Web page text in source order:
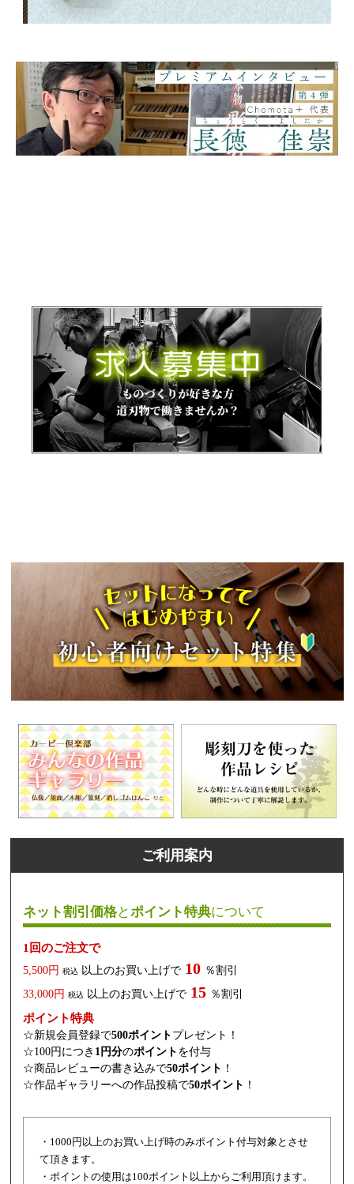
ご利用案内
ネット割引価格とポイント特典について
1回のご注文で
5,500円 税込 以上のお買い上げで 10 ％割引
33,000円 税込 以上のお買い上げで 15 ％割引
ポイント特典
☆新規会員登録で500ポイント プレゼント！
☆100円につき 1円分のポイント を付与
☆商品レビューの書き込みで50ポイント ！
☆作品ギャラリーへの作品投稿で50ポイント ！
・1000円以上のお買い上げ時のみポイント付与対象とさせ
て頂きます。
・ポイントの使用は100ポイント以上からご利用頂けます。